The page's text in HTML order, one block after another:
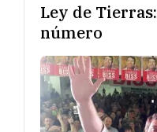
Ley de
número